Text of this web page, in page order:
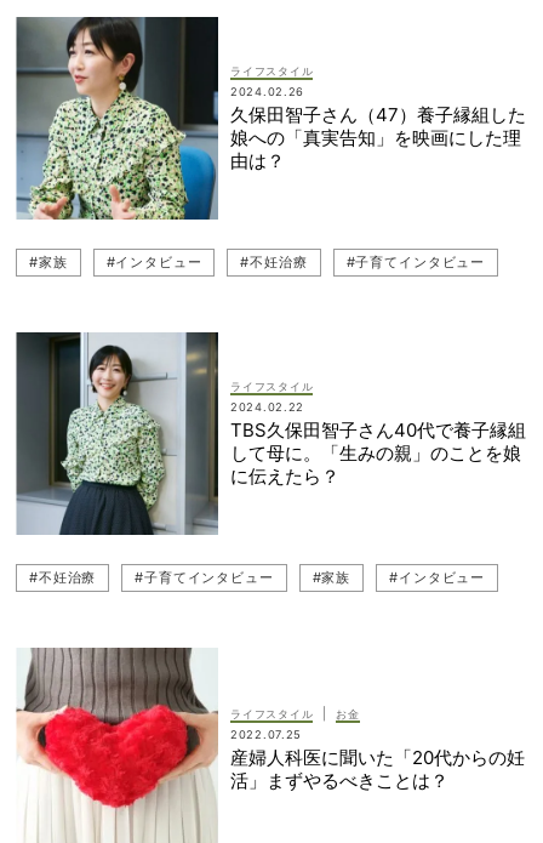
ライフスタイル
2024.02.26
久保田智子さん（47）養子縁組した
娘への「真実告知」を映画にした理
由は？
#家族 #インタビュー #不妊治療 #子育てインタビュー
ライフスタイル
2024.02.22
TBS久保田智子さん40代で養子縁組
して母に。「生みの親」のことを娘
に伝えたら？
#不妊治療 #子育てインタビュー #家族 #インタビュー
ライフスタイル
お金
2022.07.25
産婦人科医に聞いた「20代からの妊
活」まずやるべきことは？